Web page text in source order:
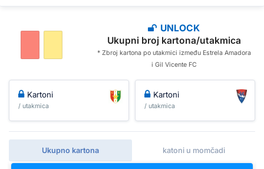
UNLOCK
Ukupni broj kartona/utakmica
* Zbroj kartona po utakmici između Estrela Amadora
i Gil Vicente FC
Kartoni
/ utakmica
Kartoni
/ utakmica
Ukupno kartona katoni u momčadi